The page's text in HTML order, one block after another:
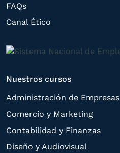
FAQs
Canal Ético
Nuestros cursos
Administración de Empresas
Comercio y Marketing
Contabilidad y Finanzas
Diseño y Audiovisual